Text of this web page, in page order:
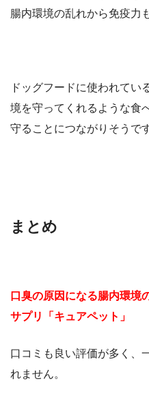
腸内環境の乱れから免疫力
ドッグフードに使われてい
境を守ってくれるような食
守ることにつながりそうです
まとめ
口臭の原因になる腸内環境
サプリ「キュアペット」
口コミも良い評価が多く、
れません。